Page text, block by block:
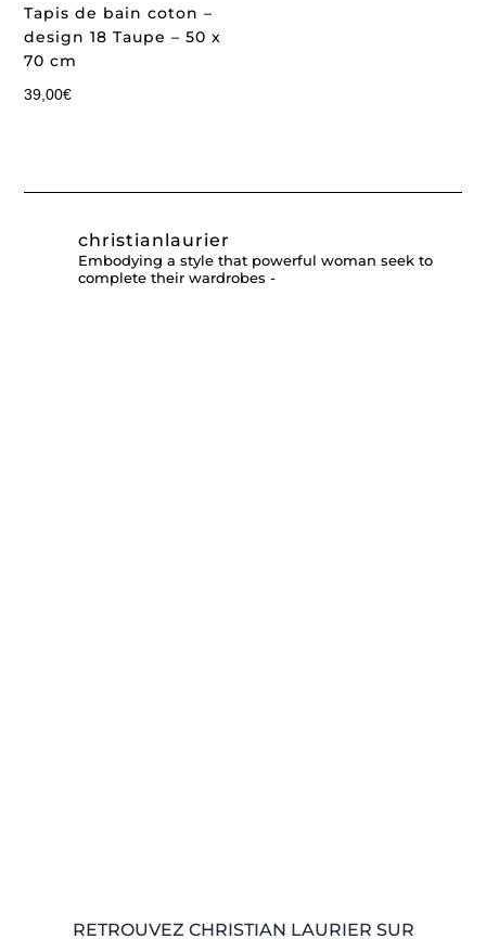
Tapis de bain coton –
design 18 Taupe – 50 x
70 cm
39,00€
christianlaurier
Embodying a style that powerful woman seek to
complete their wardrobes -
RETROUVEZ CHRISTIAN LAURIER SUR